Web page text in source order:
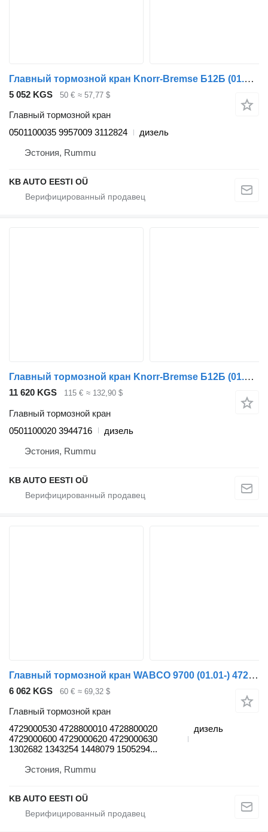
Главный тормозной кран Knorr-Bremse Б12Б (01.97-12.11) 0501100035 для автобуса Volvo B6, B7, B9, B10, B12 bus (1978-2011)
5 052 KGS 50 € ≈ 57,77 $
Главный тормозной кран
0501100035 9957009 3112824
дизель
Эстония, Rummu
KB AUTO EESTI OÜ
Главный тормозной кран Knorr-Bremse Б12Б (01.97-12.11) 0501100020 для автобуса Volvo B6, B7, B9, B10, B12 bus (1978-2011)
11 620 KGS 115 € ≈ 132,90 $
Главный тормозной кран
0501100020 3944716
дизель
Эстония, Rummu
KB AUTO EESTI OÜ
Главный тормозной кран WABCO 9700 (01.01-) 4729000530 для автобуса Volvo 7700-9900 bus (1999-)
6 062 KGS 60 € ≈ 69,32 $
Главный тормозной кран
4729000530 4728800010 4728800020
4729000600 4729000620 4729000630
1302682 1343254 1448079 1505294...
дизель
Эстония, Rummu
KB AUTO EESTI OÜ